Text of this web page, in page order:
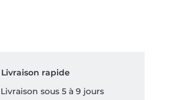
Livraison rapide
Livraison sous 5 à 9 jours